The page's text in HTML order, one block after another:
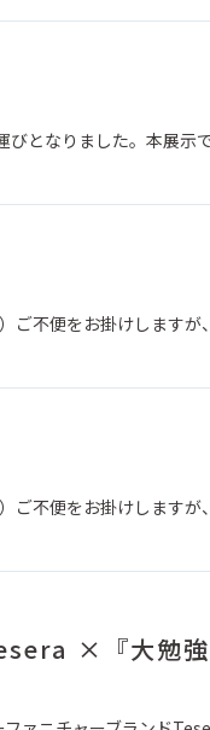
びとなりました。本展示
ご不便をお掛けしますが
ご不便をお掛けしますが
×『大勉